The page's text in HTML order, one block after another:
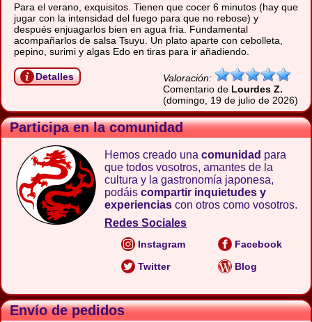
Para el verano, exquisitos. Tienen que cocer 6 minutos (hay que
jugar con la intensidad del fuego para que no rebose) y
después enjuagarlos bien en agua fría. Fundamental
acompañarlos de salsa Tsuyu. Un plato aparte con cebolleta,
pepino, surimi y algas Edo en tiras para ir añadiendo.
Detalles
Valoración:
Comentario de Lourdes Z.
(domingo, 19 de julio de 2026)
Participa en la comunidad
Hemos creado una comunidad para
que todos vosotros, amantes de la
cultura y la gastronomía japonesa,
podáis compartir inquietudes y
experiencias con otros como vosotros.
Redes Sociales
Instagram
Facebook
Twitter
Blog
Envío de pedidos